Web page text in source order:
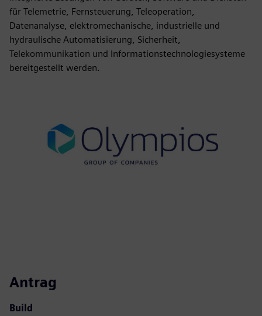
für Telemetrie, Fernsteuerung, Teleoperation,
Datenanalyse, elektromechanische, industrielle und
hydraulische Automatisierung, Sicherheit,
Telekommunikation und Informationstechnologiesysteme
bereitgestellt werden.
Antrag
Build